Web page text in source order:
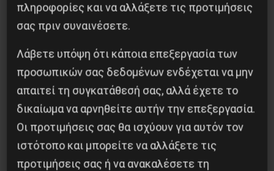
Το ΑΙ βαθαίνει την Κρίση
4 Αυγούστου 2026
πληροφορίες και να αλλάξετε τις προτιμήσεις
σας πριν συναινέσετε.
Λάβετε υπόψη ότι κάποια επεξεργασία των
προσωπικών σας δεδομένων ενδέχεται να μην
απαιτεί τη συγκατάθεσή σας, αλλά έχετε το
δικαίωμα να αρνηθείτε αυτήν την επεξεργασία.
Οι προτιμήσεις σας θα ισχύουν για αυτόν τον
ιστότοπο και μπορείτε να αλλάξετε τις
προτιμήσεις σας ή να ανακαλέσετε τη